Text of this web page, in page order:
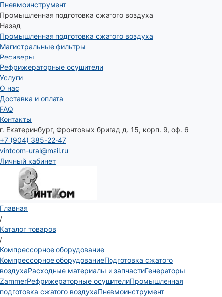
Пневмоинструмент
Промышленная подготовка сжатого воздуха
Назад
Промышленная подготовка сжатого воздуха
Магистральные фильтры
Ресиверы
Рефрижераторные осушители
Услуги
О нас
Доставка и оплата
FAQ
Контакты
г. Екатеринбург, Фронтовых бригад д. 15, корп. 9, оф. 6
+7 (904) 385-22-47
vintcom-ural@mail.ru
Личный кабинет
Главная
/
Каталог товаров
/
Компрессорное оборудование
Компрессорное оборудованиеПодготовка сжатого
воздухаРасходные материалы и запчастиГенераторы
ZammerРефрижераторные осушителиПромышленная
подготовка сжатого воздухаПневмоинструмент